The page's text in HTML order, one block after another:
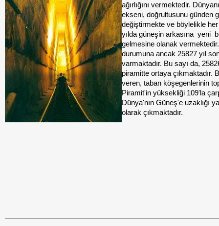
ağırlığını vermektedir.
ekseni, doğrultusunu günden
değiştirmekte ve böylelikle
yılda güneşin arkasına yeni
gelmesine olanak
durumuna ancak 25827 yıl
varmaktadır. Bu sayı da,
piramitte ortaya çıkmaktadır.
veren, taban köşegenlerinin
Piramit'in yüksekliği 109'la
Dünya'nın Güneş'e uzaklığı
olarak çıkmaktadır.